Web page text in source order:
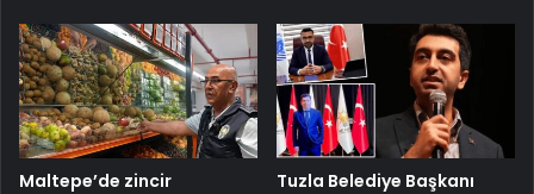
Maltepe’de zincir
Tuzla Belediye Başkanı